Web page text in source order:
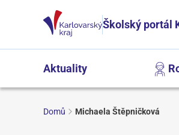
Školský portál
Aktuality
Domů Michaela Štěpničková